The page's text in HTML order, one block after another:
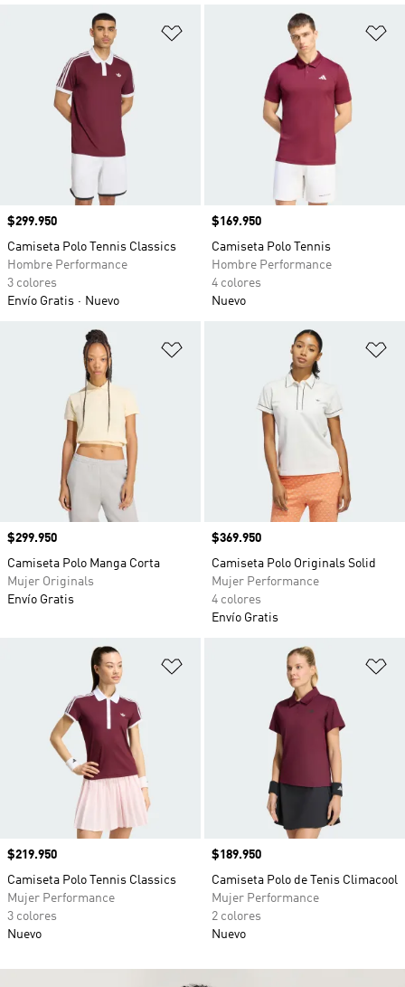
Añadir a la lista de deseos
Precio
$299.950
Camiseta Polo Tennis Classics
Hombre Performance
3 colores
Envío Gratis
Nuevo
Precio
$169.950
Camiseta Polo Tennis
Hombre Performance
4 colores
Nuevo
Añadir a la lista de deseos
Precio
$299.950
Camiseta Polo Manga Corta
Mujer Originals
Envío Gratis
Precio
$369.950
Camiseta Polo Originals Solid
Mujer Performance
4 colores
Envío Gratis
Añadir a la lista de deseos
Precio
$219.950
Camiseta Polo Tennis Classics
Mujer Performance
3 colores
Nuevo
Precio
$189.950
Camiseta Polo de Tenis Climacool
Mujer Performance
2 colores
Nuevo